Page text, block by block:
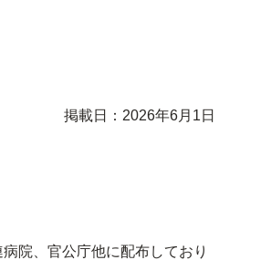
掲載日：2026年6月1日
院、官公庁他に配布しており